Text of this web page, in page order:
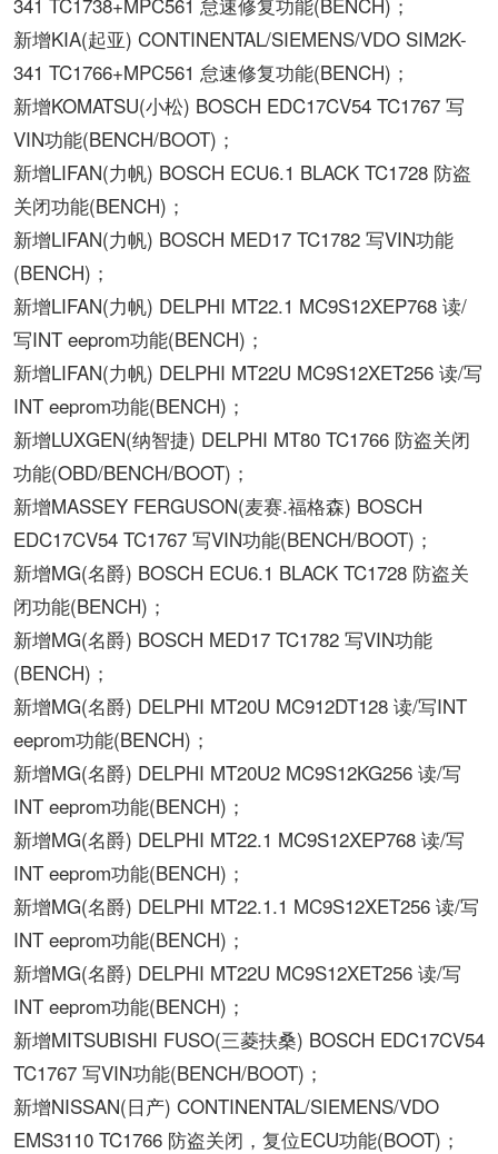
新增KIA(起亚) CONTINENTAL/SIEMENS/VDO SIM2K-
341 TC1766+MPC561 怠速修复功能(BENCH)；
新增KOMATSU(小松) BOSCH EDC17CV54 TC1767 写
VIN功能(BENCH/BOOT)；
新增LIFAN(力帆) BOSCH ECU6.1 BLACK TC1728 防盗
关闭功能(BENCH)；
新增LIFAN(力帆) BOSCH MED17 TC1782 写VIN功能
(BENCH)；
新增LIFAN(力帆) DELPHI MT22.1 MC9S12XEP768 读/
写INT eeprom功能(BENCH)；
新增LIFAN(力帆) DELPHI MT22U MC9S12XET256 读/写
INT eeprom功能(BENCH)；
新增LUXGEN(纳智捷) DELPHI MT80 TC1766 防盗关闭
功能(OBD/BENCH/BOOT)；
新增MASSEY FERGUSON(麦赛.福格森) BOSCH
EDC17CV54 TC1767 写VIN功能(BENCH/BOOT)；
新增MG(名爵) BOSCH ECU6.1 BLACK TC1728 防盗关
闭功能(BENCH)；
新增MG(名爵) BOSCH MED17 TC1782 写VIN功能
(BENCH)；
新增MG(名爵) DELPHI MT20U MC912DT128 读/写INT
eeprom功能(BENCH)；
新增MG(名爵) DELPHI MT20U2 MC9S12KG256 读/写
INT eeprom功能(BENCH)；
新增MG(名爵) DELPHI MT22.1 MC9S12XEP768 读/写
INT eeprom功能(BENCH)；
新增MG(名爵) DELPHI MT22.1.1 MC9S12XET256 读/写
INT eeprom功能(BENCH)；
新增MG(名爵) DELPHI MT22U MC9S12XET256 读/写
INT eeprom功能(BENCH)；
新增MITSUBISHI FUSO(三菱扶桑) BOSCH EDC17CV54
TC1767 写VIN功能(BENCH/BOOT)；
新增NISSAN(日产) CONTINENTAL/SIEMENS/VDO
EMS3110 TC1766 防盗关闭，复位ECU功能(BOOT)；